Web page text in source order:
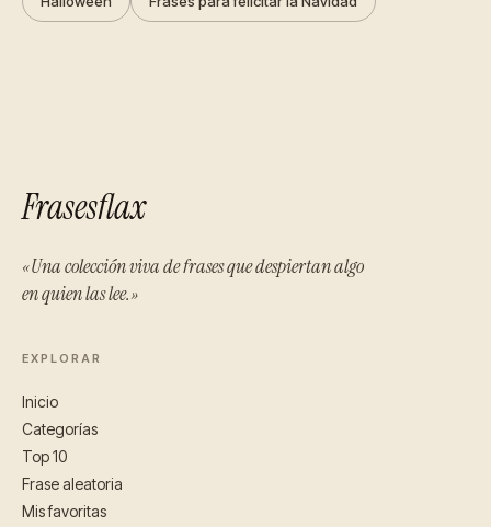
Frasesflax
«Una colección viva de frases que despiertan algo
en quien las lee.»
EXPLORAR
Inicio
Categorías
Top 10
Frase aleatoria
Mis favoritas